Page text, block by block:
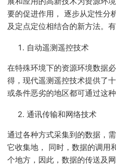
要的促进作用， 逐步从定性分
及定点定位相结合的新方法。
自动遥测遥控技术
在特殊环境下的资源环境数据
得，现代遥测遥控技术提供了
或条件恶劣的地区都可通过这
通讯传输和网络技术
通过各种方式采集到的数据，
它收集地， 同时，数据的调用
个地方，因此，数据的传送及